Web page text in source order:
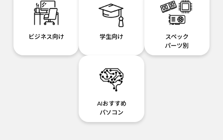
ビジネス向け 学生向け
スペック
パーツ別
AIおすすめ
パソコン